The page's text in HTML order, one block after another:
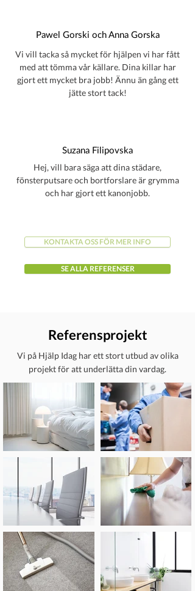
Pawel Gorski och Anna Gorska
Vi vill tacka så mycket för hjälpen vi har fått
med att tömma vår källare. Dina killar har
gjort ett mycket bra jobb! Ännu än gång ett
jätte stort tack!
Suzana Filipovska
Hej, vill bara säga att dina städare,
fönsterputsare och bortforslare är grymma
och har gjort ett kanonjobb.
KONTAKTA OSS FÖR MER INFO
SE ALLA REFERENSER
Referensprojekt
Vi på Hjälp Idag har ett stort utbud av olika
projekt för att underlätta din vardag.